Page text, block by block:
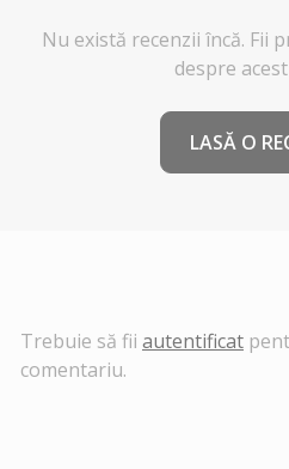
Nu există recenzii încă. Fii
despre
LASĂ O
Trebuie să fii autentificat
comentariu.